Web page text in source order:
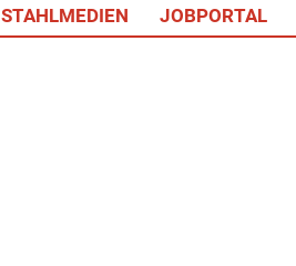
STAHLMEDIEN JOBPORTAL